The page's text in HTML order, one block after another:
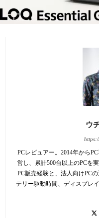
ウ
PCレビュアー。2014年から
営し、累計500台以上のPCを
PC販売経験と、法人向けPC
テリー駆動時間、ディスプレ